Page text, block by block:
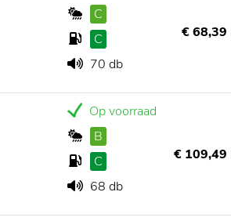
C
C
70 db
€ 68,39
Op voorraad
B
C
68 db
€ 109,49